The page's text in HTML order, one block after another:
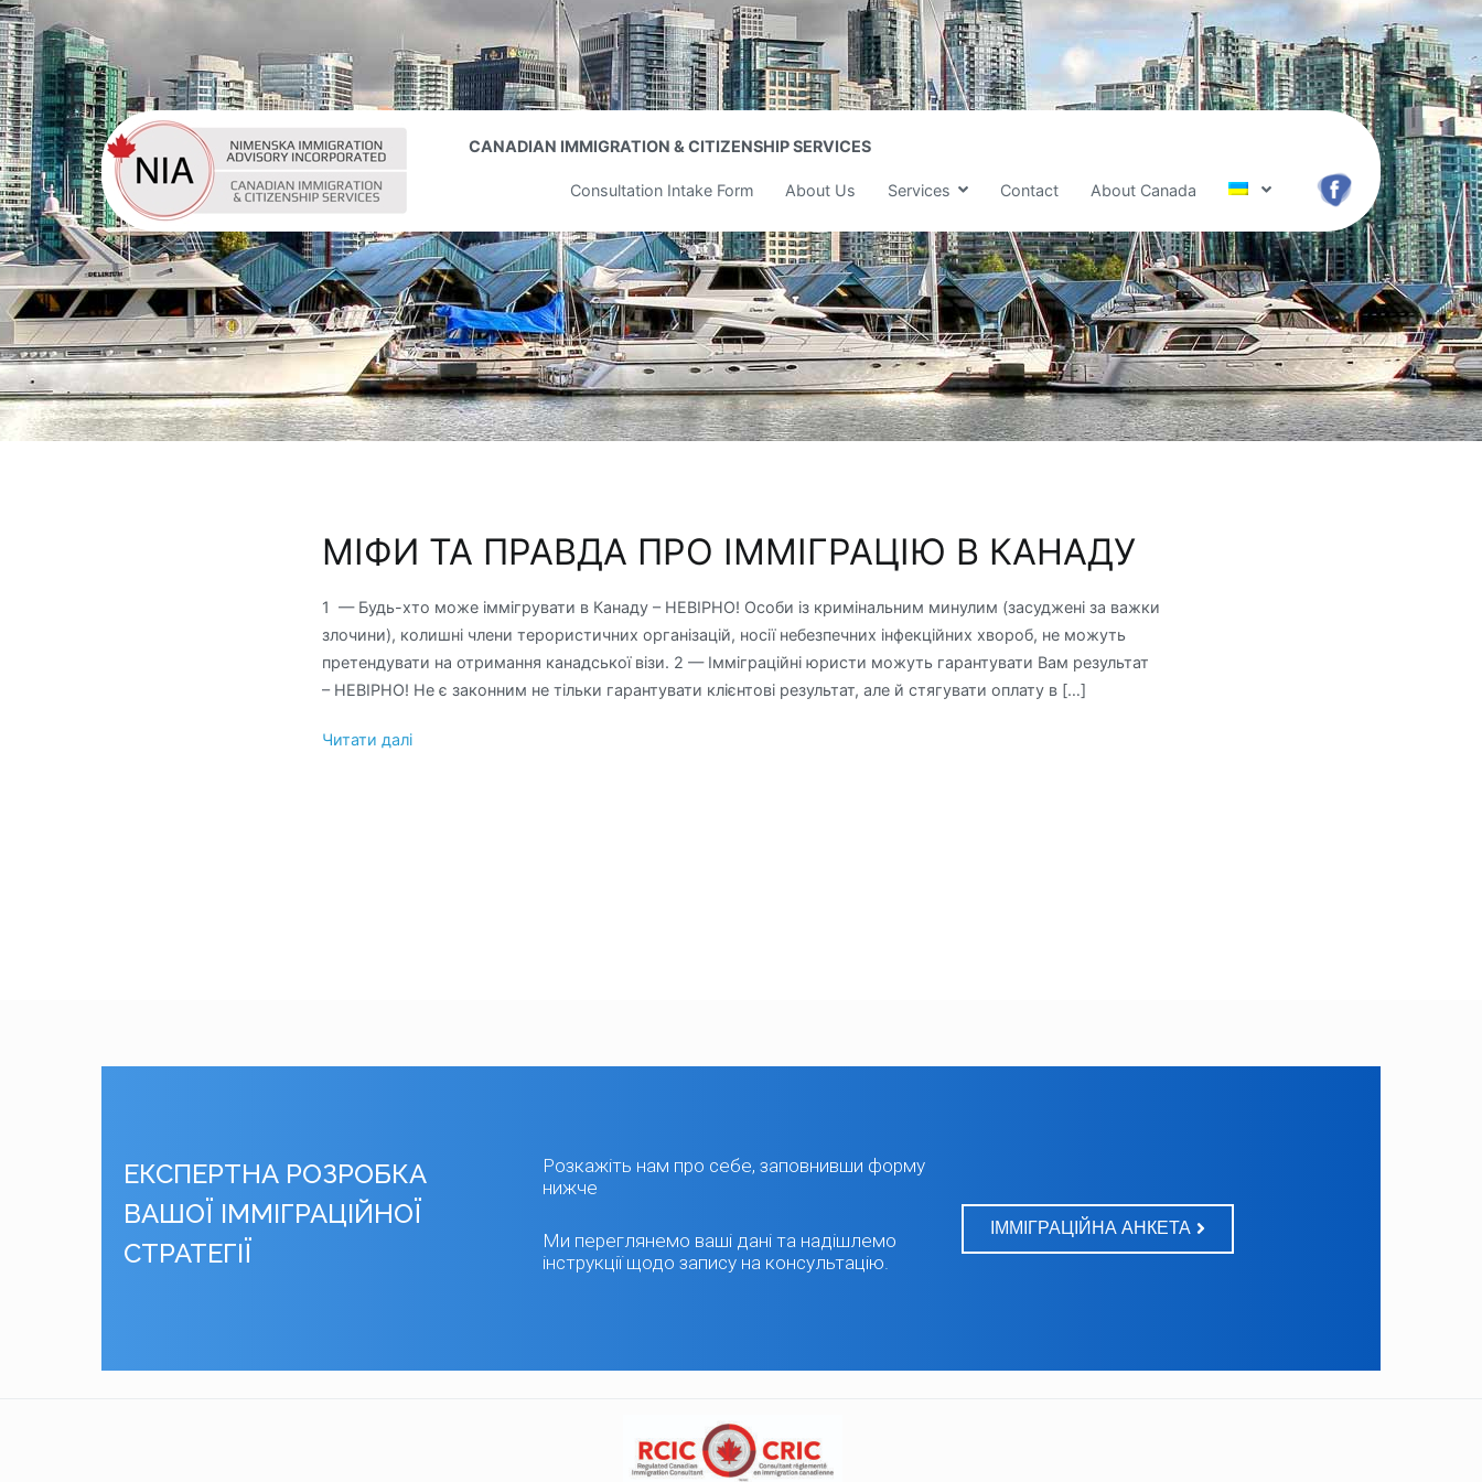
CANADIAN IMMIGRATION & CITIZENSHIP SERVICES
NIMENSKA IMMIGRATION ADVISORY INCORPORATED
Consultation Intake Form About Us Services Contact About Canada
МІФИ ТА ПРАВДА ПРО ІММІГРАЦІЮ В КАНАДУ
1 — Будь-хто може іммігрувати в Канаду – НЕВІРНО! Особи із кримінальним минулим (засуджені за важки
злочини), колишні члени терористичних організацій, носії небезпечних інфекційних хвороб, не можуть
претендувати на отримання канадської візи. 2 — Імміграційні юристи можуть гарантувати Вам результат
– НЕВІРНО! Не є законним не тільки гарантувати клієнтові результат, але й стягувати оплату в […]
Читати далі
ЕКСПЕРТНА РОЗРОБКА
ВАШОЇ ІММІГРАЦІЙНОЇ
СТРАТЕГІЇ
Розкажіть нам про себе, заповнивши форму
нижче
Ми переглянемо ваші дані та надішлемо
інструкції щодо запису на консультацію.
ІММІГРАЦІЙНА АНКЕТА